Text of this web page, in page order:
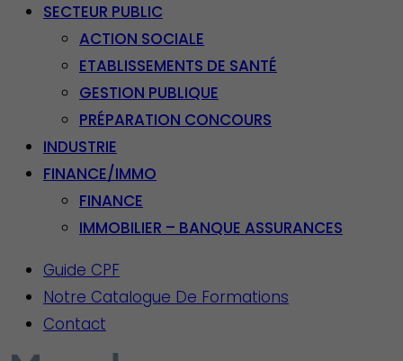
SECTEUR PUBLIC
ACTION SOCIALE
ETABLISSEMENTS DE SANTÉ
GESTION PUBLIQUE
PRÉPARATION CONCOURS
INDUSTRIE
FINANCE/IMMO
FINANCE
IMMOBILIER – BANQUE ASSURANCES
Guide CPF
Notre Catalogue De Formations
Contact